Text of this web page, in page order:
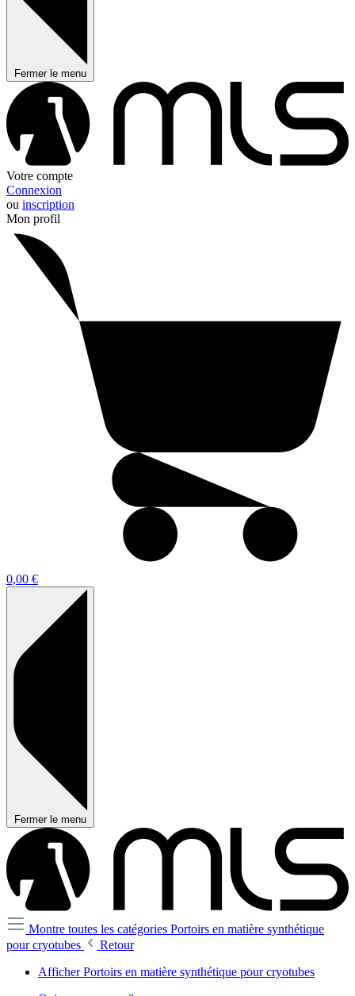
Fermer le menu
Votre compte
Connexion
ou inscription
Mon profil
0,00 €
Fermer le menu
Montre toutes les catégories Portoirs en matière synthétique
pour cryotubes
Retour
Afficher Portoirs en matière synthétique pour cryotubes